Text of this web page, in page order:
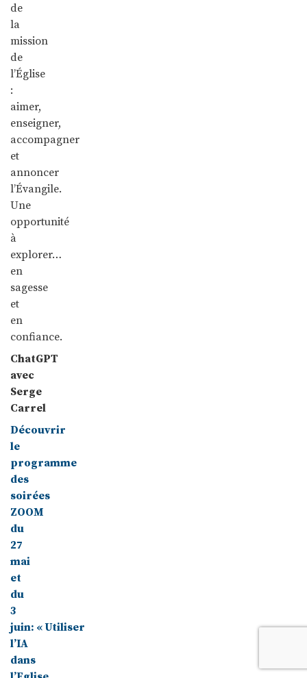
de
la
mission
de
l’Église
:
aimer,
enseigner,
accompagner
et
annoncer
l’Évangile.
Une
opportunité
à
explorer…
en
sagesse
et
en
confiance.
ChatGPT
avec
Serge
Carrel
Découvrir
le
programme
des
soirées
ZOOM
du
27
mai
et
du
3
juin: « Utiliser
l’IA
dans